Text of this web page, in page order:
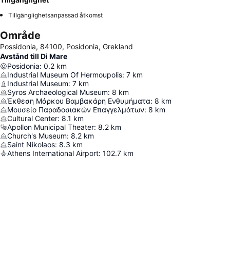
Tillgänglighetsanpassad åtkomst
Område
Possidonia, 84100, Posidonia, Grekland
Avstånd till Di Mare
Posidonia: 0.2 km
Industrial Museum Of Hermoupolis: 7 km
Industrial Museum: 7 km
Syros Archaeological Museum: 8 km
Έκθεση Μάρκου Βαμβακάρη Ενθυμήματα: 8 km
Μουσείο Παραδοσιακών Επαγγελμάτων: 8 km
Cultural Center: 8.1 km
Apollon Municipal Theater: 8.2 km
Church's Museum: 8.2 km
Saint Nikolaos: 8.3 km
Athens International Airport: 102.7 km